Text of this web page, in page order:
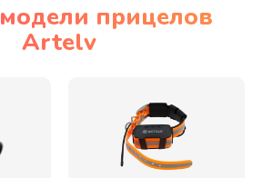
прицелов
Artelv